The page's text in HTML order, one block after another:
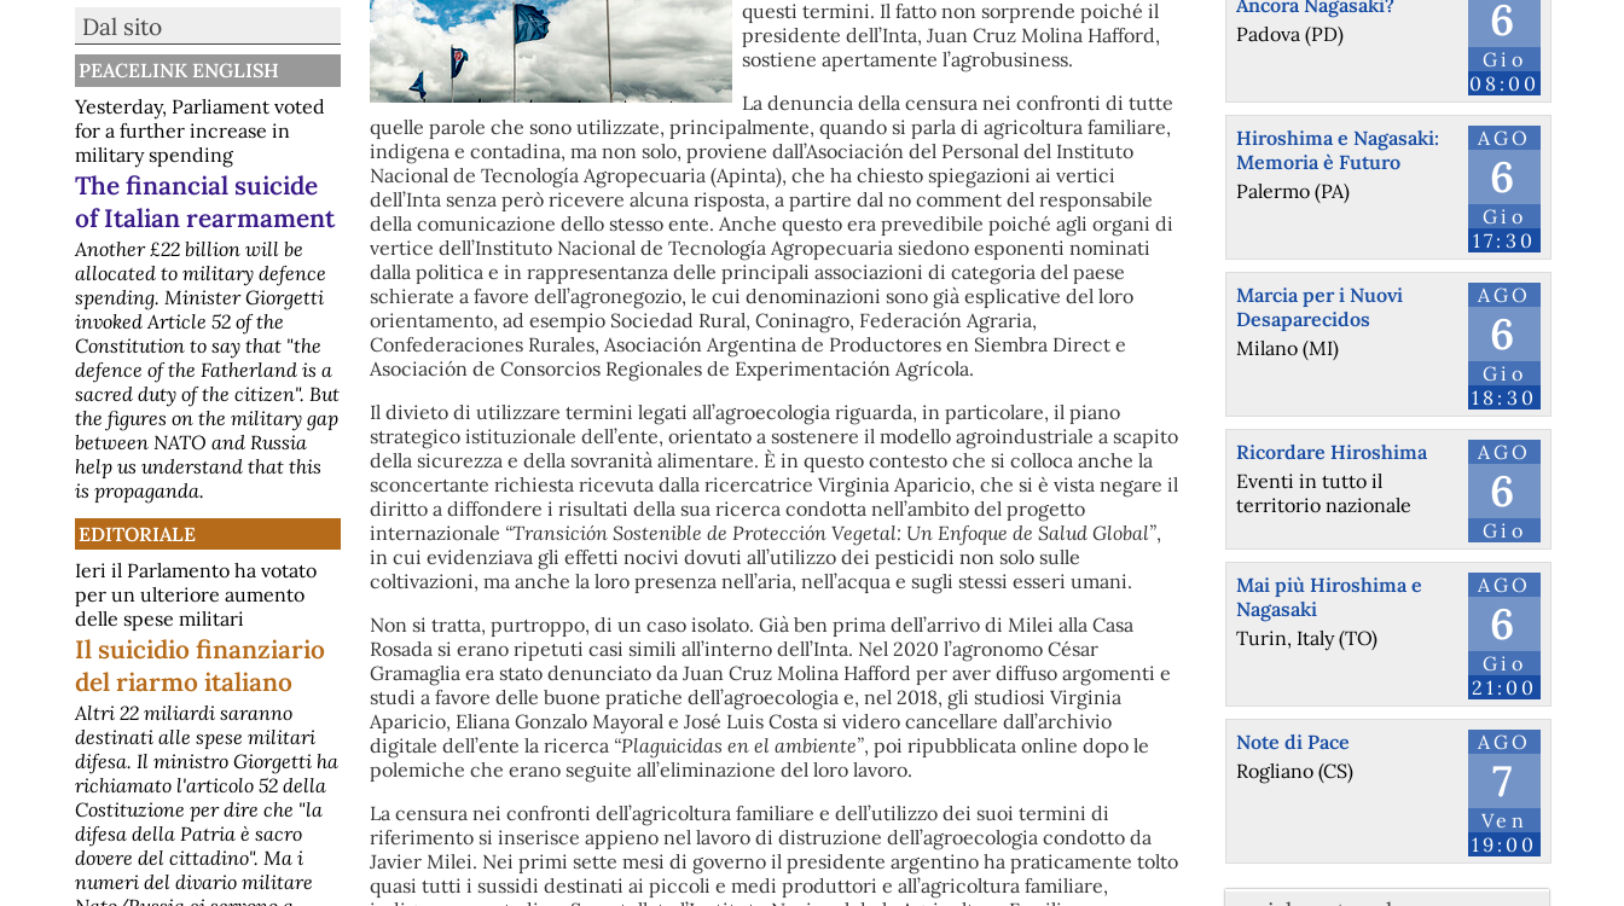
Dal sito
PEACELINK ENGLISH
Yesterday, Parliament voted
for a further increase in
military spending
The financial suicide
of Italian rearmament
Another £22 billion will be
allocated to military defence
spending. Minister Giorgetti
invoked Article 52 of the
Constitution to say that "the
defence of the Fatherland is a
sacred duty of the citizen". But
the figures on the military gap
between NATO and Russia
help us understand that this
is propaganda.
EDITORIALE
Ieri il Parlamento ha votato
per un ulteriore aumento
delle spese militari
Il suicidio finanziario
del riarmo italiano
Altri 22 miliardi saranno
destinati alle spese militari
difesa. Il ministro Giorgetti ha
richiamato l'articolo 52 della
Costituzione per dire che "la
difesa della Patria è sacro
dovere del cittadino". Ma i
numeri del divario militare
questi termini. Il fatto non sorprende poiché il
presidente dell’Inta, Juan Cruz Molina Hafford,
sostiene apertamente l’agrobusiness.
La denuncia della censura nei confronti di tutte
quelle parole che sono utilizzate, principalmente, quando si parla di agricoltura familiare,
indigena e contadina, ma non solo, proviene dall’Asociación del Personal del Instituto
Nacional de Tecnología Agropecuaria (Apinta), che ha chiesto spiegazioni ai vertici
dell’Inta senza però ricevere alcuna risposta, a partire dal no comment del responsabile
della comunicazione dello stesso ente. Anche questo era prevedibile poiché agli organi di
vertice dell’Instituto Nacional de Tecnología Agropecuaria siedono esponenti nominati
dalla politica e in rappresentanza delle principali associazioni di categoria del paese
schierate a favore dell’agronegozio, le cui denominazioni sono già esplicative del loro
orientamento, ad esempio Sociedad Rural, Coninagro, Federación Agraria,
Confederaciones Rurales, Asociación Argentina de Productores en Siembra Direct e
Asociación de Consorcios Regionales de Experimentación Agrícola.
Il divieto di utilizzare termini legati all’agroecologia riguarda, in particolare, il piano
strategico istituzionale dell’ente, orientato a sostenere il modello agroindustriale a scapito
della sicurezza e della sovranità alimentare. È in questo contesto che si colloca anche la
sconcertante richiesta ricevuta dalla ricercatrice Virginia Aparicio, che si è vista negare il
diritto a diffondere i risultati della sua ricerca condotta nell’ambito del progetto
internazionale “Transición Sostenible de Protección Vegetal: Un Enfoque de Salud Global”,
in cui evidenziava gli effetti nocivi dovuti all’utilizzo dei pesticidi non solo sulle
coltivazioni, ma anche la loro presenza nell’aria, nell’acqua e sugli stessi esseri umani.
Non si tratta, purtroppo, di un caso isolato. Già ben prima dell’arrivo di Milei alla Casa
Rosada si erano ripetuti casi simili all’interno dell’Inta. Nel 2020 l’agronomo César
Gramaglia era stato denunciato da Juan Cruz Molina Hafford per aver diffuso argomenti e
studi a favore delle buone pratiche dell’agroecologia e, nel 2018, gli studiosi Virginia
Aparicio, Eliana Gonzalo Mayoral e José Luis Costa si videro cancellare dall’archivio
digitale dell’ente la ricerca “Plaguicidas en el ambiente”, poi ripubblicata online dopo le
polemiche che erano seguite all’eliminazione del loro lavoro.
La censura nei confronti dell’agricoltura familiare e dell’utilizzo dei suoi termini di
riferimento si inserisce appieno nel lavoro di distruzione dell’agroecologia condotto da
Javier Milei. Nei primi sette mesi di governo il presidente argentino ha praticamente tolto
quasi tutti i sussidi destinati ai piccoli e medi produttori e all’agricoltura familiare,
6
Gio
08:00
Ancora Nagasaki?
Padova (PD)
AGO
6
Gio
17:30
Hiroshima e Nagasaki:
Memoria è Futuro
Palermo (PA)
AGO
6
Gio
18:30
Marcia per i Nuovi
Desaparecidos
Milano (MI)
AGO
6
Gio
Ricordare Hiroshima
Eventi in tutto il
territorio nazionale
AGO
6
Gio
21:00
Mai più Hiroshima e
Nagasaki
Turin, Italy (TO)
AGO
7
Ven
19:00
Note di Pace
Rogliano (CS)